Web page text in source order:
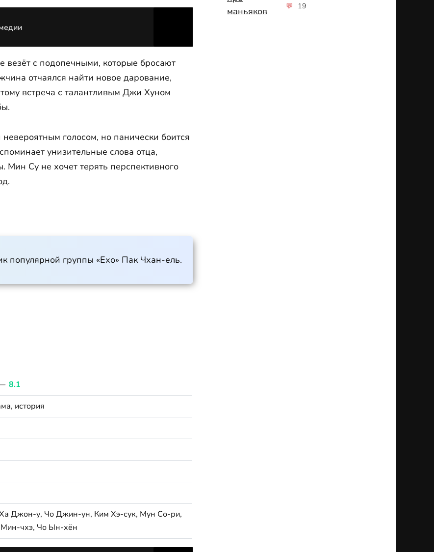
с подопечными, которые бросают
отчаялся найти новое дарование,
встреча с талантливым Джи Хуном
голосом, но панически боится
унизительные слова отца,
Мин Су не хочет терять перспективного
популярной группы «Ехо» Пак Чхан-ель.
8.1
история
Джон-у, Чо Джин-ун, Ким Хэ-сук, Мун Со-ри,
чхэ, Чо Ын-хён
19